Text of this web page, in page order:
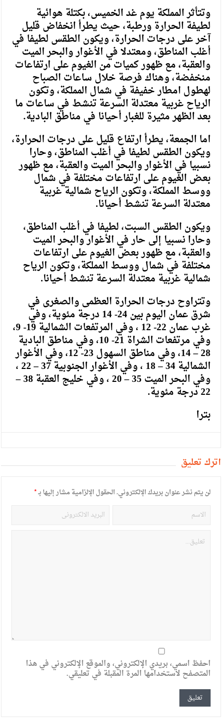
وتتأثر المملكة يوم غد الخميس، بكتلة هوائية
لطيفة الحرارة ورطبة، حيث يطرأ انخفاض قليل
آخر على درجات الحرارة، ويكون الطقس لطيفا في
أغلب المناطق، ومعتدلا في الأغوار والبحر الميت
والعقبة، مع ظهور كميات من الغيوم على ارتفاعات
منخفضة، وهناك فرصة خلال ساعات الصباح
لهطول امطار خفيفة في شمال المملكة، وتكون
الرياح غربية معتدلة السرعة تنشط في ساعات ما
بعد الظهر مثيرة للغبار أحيانا في مناطق البادية.
اما الجمعة، يطرأ ارتفاع قليل على درجات الحرارة،
ويكون الطقس لطيفا في أغلب المناطق، وحارا
نسبيا في الأغوار والبحر الميت والعقبة، مع ظهور
بعض الغيوم على ارتفاعات مختلفة في شمال
ووسط المملكة، وتكون الرياح شمالية غربية
معتدلة السرعة تنشط أحيانا.
ويكون الطقس السبت، لطيفا في أغلب المناطق،
وحارا نسبيا إلى حار في الأغوار والبحر الميت
والعقبة، مع ظهور بعض الغيوم على ارتفاعات
مختلفة في شمال ووسط المملكة، وتكون الرياح
شمالية غربية معتدلة السرعة تنشط أحيانا.
وتتراوح درجات الحرارة العظمى والصغرى في
شرق عمان اليوم بين 24- 14 درجة مئوية، وفي
غرب عمان 22- 12 ، وفي المرتفعات الشمالية 19- 9،
وفي مرتفعات الشراة 21- 10، وفي مناطق البادية
28 – 14، وفي مناطق السهول 23- 12، وفي الأغوار
الشمالية 34 – 18 ، وفي الأغوار الجنوبية 37 – 22 ،
وفي البحر الميت 35 – 20 ، وفي خليج العقبة 38 –
22 درجة مئوية.
بترا
أترك تعليق
لن يتم نشر عنوان بريدك الإلكتروني.الحقول الإلزامية مشار إليها بـ*
احفظ اسمي، بريدي الإلكتروني، والموقع الإلكتروني في هذا
المتصفح لاستخدامها المرة المقبلة في تعليقي.